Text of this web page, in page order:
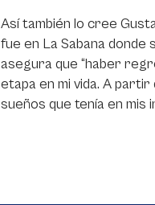
Así también lo cree
fue en La Sabana donde
asegura que “haber
etapa en mi vida. A
sueños que tenía en mis